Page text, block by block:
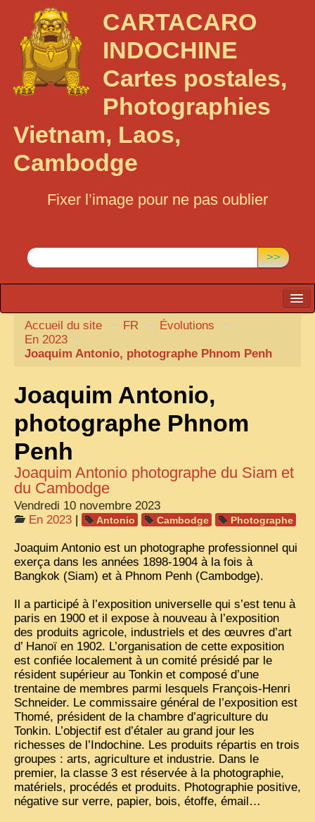
CARTACARO
INDOCHINE
Cartes postales,
Photographies
Vietnam, Laos,
Cambodge
Fixer l’image pour ne pas oublier
>>
CARTACARO
NOS LIVRES
ILLUSTRATEURS
TONKIN
FRONTIÈRE
1908, RÉVOLTE
ANNAM CENTRE
COCHINCHINE
LES ETHNIES
LAOS
CAMBODGE
REMARQUABLES
VIETNAM 1950
ALBUMS DE FAMILLE
INDOCHINE HISTORIQUE
ARMÉE, JUSTICE, EDUCATION, RELIGION...
MÉTIERS, FÊTES, TRANSPORTS
TRADITIONS ET MODERNITÉ
INSOLITES
Accueil du site > FR > Évolutions
>
En 2023 >
Joaquim Antonio, photographe Phnom Penh
Joaquim Antonio,
photographe Phnom
Penh
Joaquim Antonio photographe du Siam et
du Cambodge
Vendredi 10 novembre 2023
En 2023 | Antonio Cambodge Photographe
Joaquim Antonio est un photographe professionnel qui
exerça dans les années 1898-1904 à la fois à
Bangkok (Siam) et à Phnom Penh (Cambodge).
Il a participé à l’exposition universelle qui s’est tenu à
paris en 1900 et il expose à nouveau à l’exposition
des produits agricole, industriels et des œuvres d’art
d’ Hanoï en 1902. L’organisation de cette exposition
est confiée localement à un comité présidé par le
résident supérieur au Tonkin et composé d’une
trentaine de membres parmi lesquels François-Henri
Schneider. Le commissaire général de l’exposition est
Thomé, président de la chambre d’agriculture du
Tonkin. L’objectif est d’étaler au grand jour les
richesses de l’Indochine. Les produits répartis en trois
groupes : arts, agriculture et industrie. Dans le
premier, la classe 3 est réservée à la photographie,
matériels, procédés et produits. Photographie positive,
négative sur verre, papier, bois, étoffe, émail…